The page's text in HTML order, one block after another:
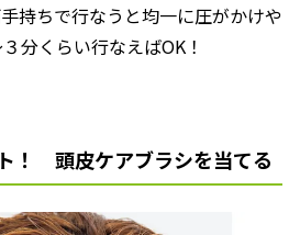
持ちで行なうと均一に圧がかけや
分くらい行なえばOK！
！ 頭皮ケアブラシを当てる